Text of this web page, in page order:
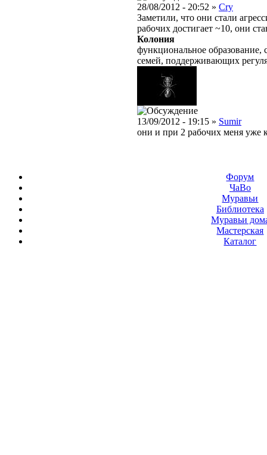
28/08/2012 - 20:52 » Cry
Заметили, что они стали
рабочих достигает ~10, они
Колония
функциональное образование,
семей, поддерживающих
13/09/2012 - 19:15 » Sumir
они и при 2 рабочих меня уже
Форум
ЧаВо
Муравьи
Библиотека
Муравьи
Мастерская
Каталог